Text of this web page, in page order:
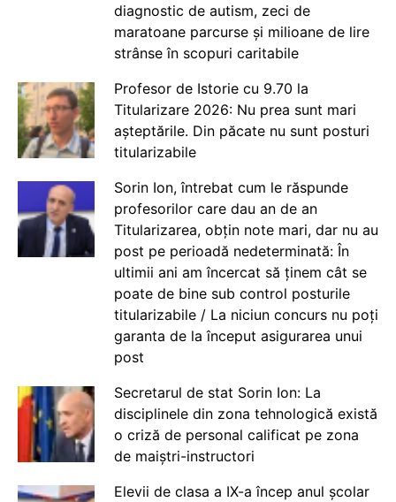
diagnostic de autism, zeci de
maratoane parcurse și milioane de lire
strânse în scopuri caritabile
Profesor de Istorie cu 9.70 la
Titularizare 2026: Nu prea sunt mari
așteptările. Din păcate nu sunt posturi
titularizabile
Sorin Ion, întrebat cum le răspunde
profesorilor care dau an de an
Titularizarea, obțin note mari, dar nu au
post pe perioadă nedeterminată: În
ultimii ani am încercat să ținem cât se
poate de bine sub control posturile
titularizabile / La niciun concurs nu poți
garanta de la început asigurarea unui
post
Secretarul de stat Sorin Ion: La
disciplinele din zona tehnologică există
o criză de personal calificat pe zona
de maiștri-instructori
Elevii de clasa a IX-a încep anul școlar